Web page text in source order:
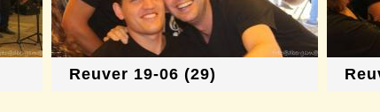
Reuver 19-06 (29)